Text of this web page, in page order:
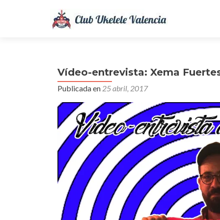
Vídeo-entrevista: Xema
Publicada en 25 abril, 2017